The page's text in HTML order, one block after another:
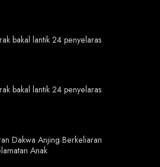
bakal lantik 24 penyelaras
bakal lantik 24 penyelaras
Dakwa Anjing Berkeliaran
Anak